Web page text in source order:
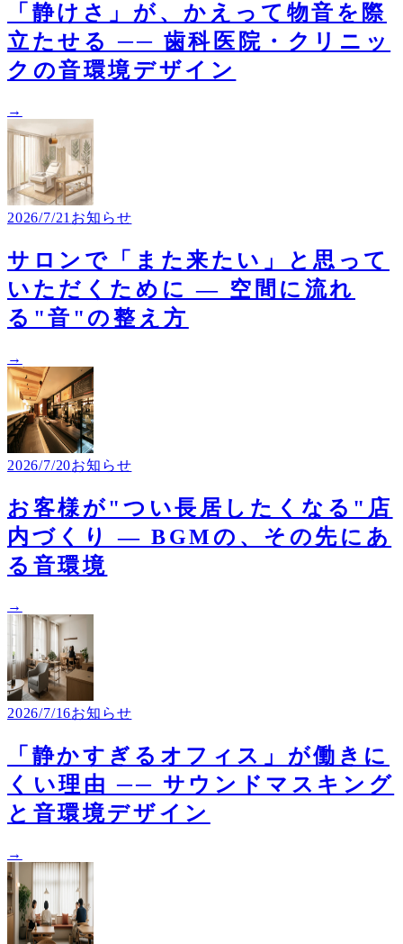
「静けさ」が、かえって物音を際
立たせる ── 歯科医院・クリニッ
クの音環境デザイン
→
2026/7/21 お知らせ
サロンで「また来たい」と思って
いただくために ― 空間に流れ
る"音"の整え方
→
2026/7/20お知らせ
お客様が"つい長居したくなる"店
内づくり ― BGMの、その先にあ
る音環境
→
2026/7/16お知らせ
「静かすぎるオフィス」が働きに
くい理由 ── サウンドマスキング
と音環境デザイン
→